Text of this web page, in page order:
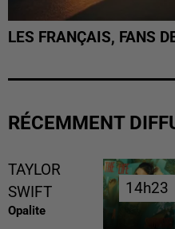
LES FRANÇAIS, FANS
RÉCEMMENT
TAYLOR
SWIFT
Opalite
14h23
14h23